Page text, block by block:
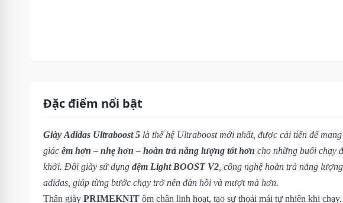
Đặc điểm nổi bật
Giày Adidas Ultraboost 5 là thế hệ Ultraboost mới nhất, được cải tiến để mang
giác êm hơn – nhẹ hơn – hoàn trả năng lượng tốt hơn cho những buổi chạy
khởi. Đôi giày sử dụng đệm Light BOOST V2 , công nghệ hoàn trả năng
adidas, giúp từng bước chạy trở nên đàn hồi và mượt mà hơn.
Thân giày PRIMEKNIT ôm chân linh hoạt, tạo sự thoải mái tự nhiên khi